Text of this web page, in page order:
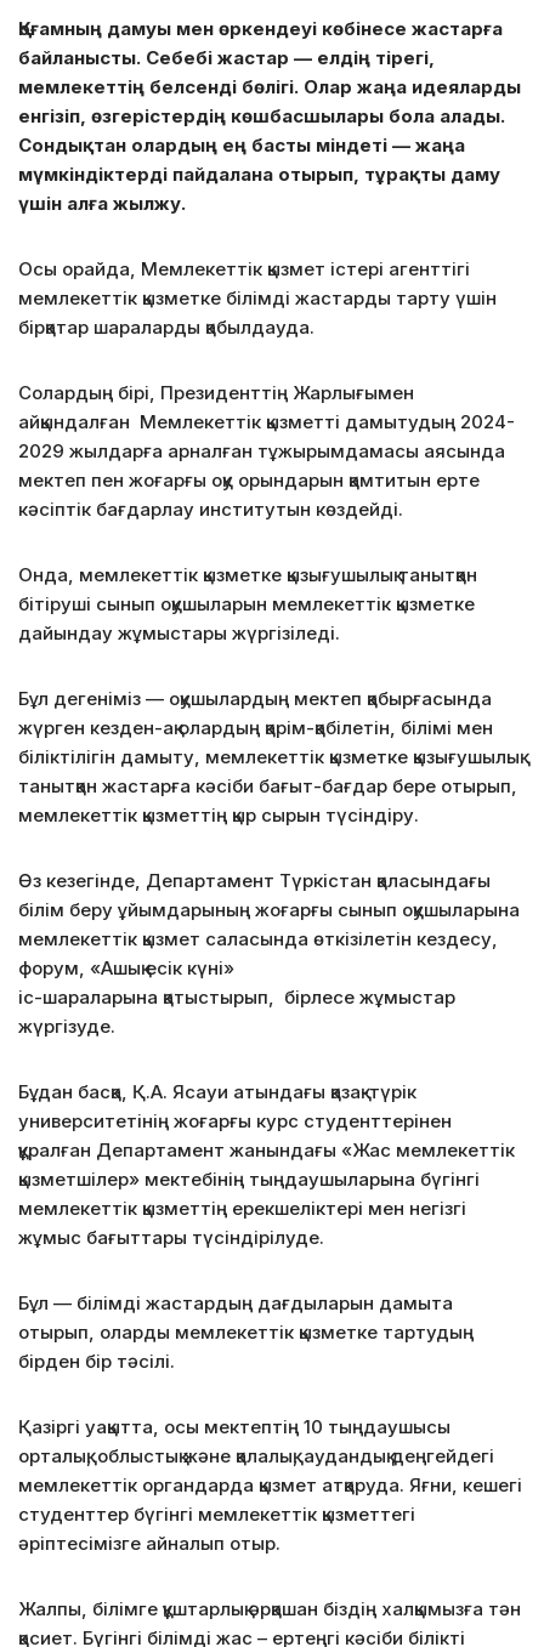
Қоғамның дамуы мен өркендеуі көбінесе жастарға
байланысты. Себебі жастар — елдің тірегі,
мемлекеттің белсенді бөлігі. Олар жаңа идеяларды
енгізіп, өзгерістердің көшбасшылары бола алады.
Сондықтан олардың ең басты міндеті — жаңа
мүмкіндіктерді пайдалана отырып, тұрақты даму
үшін алға жылжу.
Осы орайда, Мемлекеттік қызмет істері агенттігі
мемлекеттік қызметке білімді жастарды тарту үшін
бірқатар шараларды қабылдауда.
Солардың бірі, Президенттің Жарлығымен
айқындалған Мемлекеттік қызметті дамытудың 2024-
2029 жылдарға арналған тұжырымдамасы аясында
мектеп пен жоғарғы оқу орындарын қамтитын ерте
кәсіптік бағдарлау институтын көздейді.
Онда, мемлекеттік қызметке қызығушылық танытқан
бітіруші сынып оқушыларын мемлекеттік қызметке
дайындау жұмыстары жүргізіледі.
Бұл дегеніміз — оқушылардың мектеп қабырғасында
жүрген кезден-ақ олардың қарім-қабілетін, білімі мен
біліктілігін дамыту, мемлекеттік қызметке қызығушылық
танытқан жастарға кәсіби бағыт-бағдар бере отырып,
мемлекеттік қызметтің қыр сырын түсіндіру.
Өз кезегінде, Департамент Түркістан қаласындағы
білім беру ұйымдарының жоғарғы сынып оқушыларына
мемлекеттік қызмет саласында өткізілетін кездесу,
форум, «Ашық есік күні»
іс-шараларына қатыстырып, бірлесе жұмыстар
жүргізуде.
Бұдан басқа, Қ.А. Ясауи атындағы қазақ-түрік
университетінің жоғарғы курс студенттерінен
құралған Департамент жанындағы «Жас мемлекеттік
қызметшілер» мектебінің тыңдаушыларына бүгінгі
мемлекеттік қызметтің ерекшеліктері мен негізгі
жұмыс бағыттары түсіндірілуде.
Бұл — білімді жастардың дағдыларын дамыта
отырып, оларды мемлекеттік қызметке тартудың
бірден бір тәсілі.
Қазіргі уақытта, осы мектептің 10 тыңдаушысы
орталық, облыстық және қалалық, аудандық деңгейдегі
мемлекеттік органдарда қызмет атқаруда. Яғни, кешегі
студенттер бүгінгі мемлекеттік қызметтегі
әріптесімізге айналып отыр.
Жалпы, білімге құштарлық әрқашан біздің халқымызға тән
қасиет. Бүгінгі білімді жас – ертеңгі кәсіби білікті